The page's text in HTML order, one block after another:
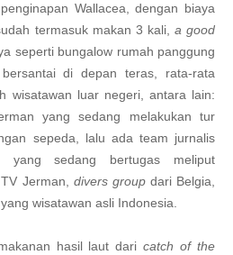
Wallacea, dengan biaya
termasuk makan 3 kali, a good
seperti bungalow rumah panggung
di depan teras, rata-rata
wisatawan luar negeri, antara lain:
yang sedang melakukan tur
sepeda, lalu ada team jurnalis
yang sedang bertugas meliput
Jerman, divers groupdari Belgia,
wisatawan asli Indonesia.
hasil laut daricatch of the